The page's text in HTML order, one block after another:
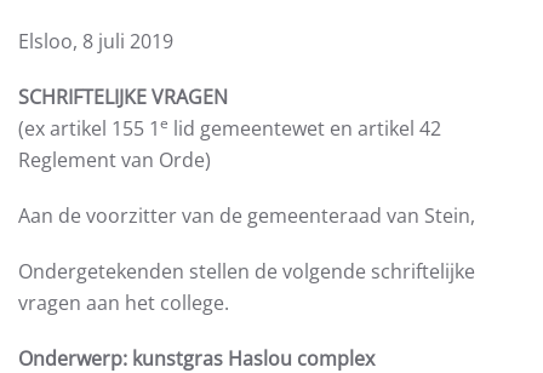
Elsloo, 8 juli 2019
SCHRIFTELIJKE VRAGEN
(ex artikel 155 1e lid gemeentewet en artikel 42
Reglement van Orde)
Aan de voorzitter van de gemeenteraad van Stein,
Ondergetekenden stellen de volgende schriftelijke
vragen aan het college.
Onderwerp: kunstgras Haslou complex